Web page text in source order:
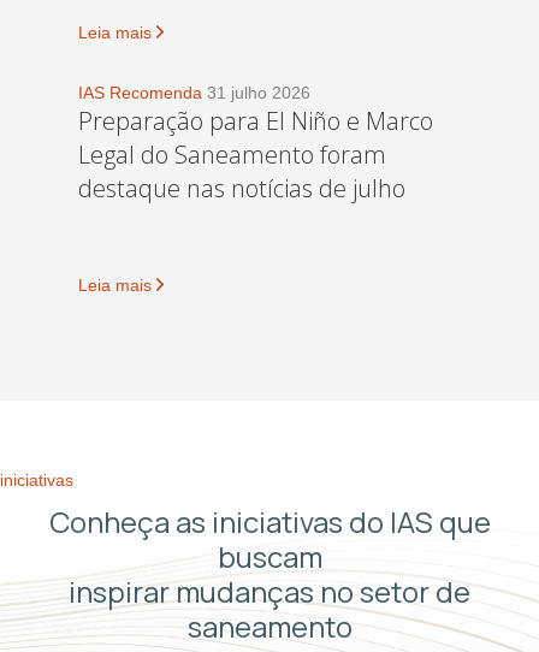
Leia mais
IAS Recomenda 31 julho 2026
Preparação para El Niño e Marco
Legal do Saneamento foram
destaque nas notícias de julho
Leia mais
iniciativas
Conheça as iniciativas do IAS que
buscam
inspirar mudanças no setor de
saneamento